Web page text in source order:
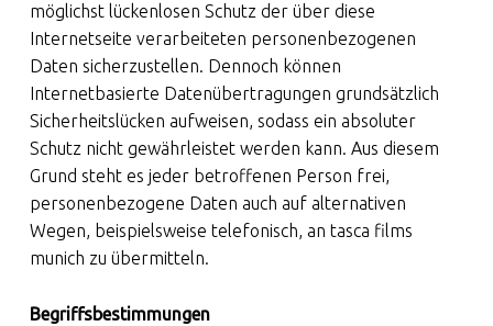
möglichst lückenlosen Schutz der über diese
Internetseite verarbeiteten personenbezogenen
Daten sicherzustellen. Dennoch können
Internetbasierte Datenübertragungen grundsätzlich
Sicherheitslücken aufweisen, sodass ein absoluter
Schutz nicht gewährleistet werden kann. Aus diesem
Grund steht es jeder betroffenen Person frei,
personenbezogene Daten auch auf alternativen
Wegen, beispielsweise telefonisch, an tasca films
munich zu übermitteln.
Begriffsbestimmungen